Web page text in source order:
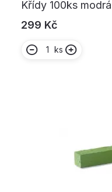
Křídy 100ks modrá
299 Kč
ks